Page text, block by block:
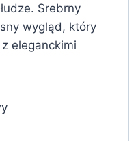
Srebrny
wygląd, który
eleganckimi